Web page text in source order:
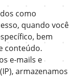
como
quando você
bem
conteúdo.
e-mails e
armazenamos